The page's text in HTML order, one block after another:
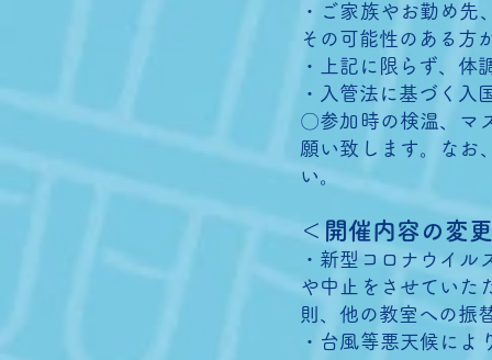
・ご家族やお勤め
その可能性のある方
・上記に限らず、体
・入管法に基づく入
〇参加時の検温、マ
願い致します。なお
い。
＜開催内容の変
・新型コロナウイ
や中止をさせていた
則、他の教室への振
・台風等悪天候に